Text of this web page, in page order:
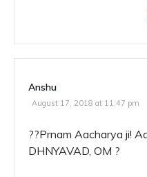
Anshu
August 17, 2018 at 11:47 pm
??Prnam Aacharya ji!
DHNYAVAD, OM ?